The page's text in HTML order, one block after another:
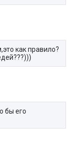
как правило?
бы его